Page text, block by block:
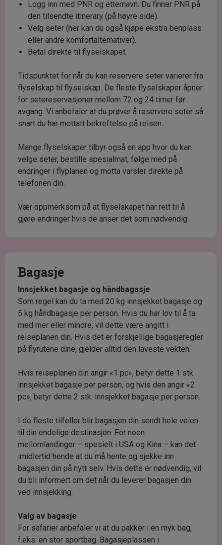
Logg inn med PNR og etternavn. Du finner PNR på
den tilsendte itinerary (på høyre side).
Velg seter (her kan du også kjøpe ekstra benplass
eller andre komfortalternativer).
Betal direkte til flyselskapet.
Tidspunktet for når du kan reservere seter varierer fra
flyselskap til flyselskap. De fleste flyselskaper åpner
for setereservasjoner mellom 72 og 24 timer før
avgang. Vi anbefaler at du prøver å reservere seter så
snart du har mottatt bekreftelse på reisen.
Mange flyselskaper tilbyr også en app hvor du kan
velge seter, bestille spesialmat, følge med på
endringer i flyplanen og motta varsler direkte på
telefonen din.
Vær oppmerksom på at flyselskapet har rett til å
gjøre endringer hvis de anser det som nødvendig.
Bagasje
Innsjekket bagasje og håndbagasje
Som regel kan du ta med 20 kg innsjekket bagasje og
5 kg håndbagasje per person. Hvis du har lov til å ta
med mer eller mindre, vil dette være angitt i
reiseplanen din. Hvis det er forskjellige bagasjeregler
på flyrutene dine, gjelder alltid den laveste vekten.
Hvis reiseplanen din angir «1 pc», betyr dette 1 stk.
innsjekket bagasje per person, og hvis den angir «2
pc», betyr dette 2 stk. innsjekket bagasje per person.
I de fleste tilfeller blir bagasjen din sendt hele veien
til din endelige destinasjon. For noen
mellomlandinger – spesielt i USA og Kina – kan det
imidlertid hende at du må hente og sjekke inn
bagasjen din på nytt selv. Hvis dette er nødvendig, vil
du bli informert om det når du leverer bagasjen din
ved innsjekking.
Valg av bagasje
For safarier anbefaler vi at du pakker i en myk bag,
f.eks. en stor sportbag. Bagasjeplassen i